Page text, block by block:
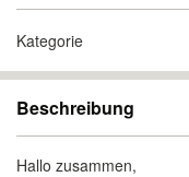
Kategorie
Beschreibung
Hallo zusammen,